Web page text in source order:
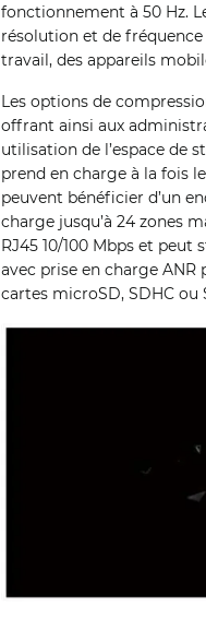
fonctionnement à 50 Hz.
résolution et de
travail, des appareils
Les options de
offrant ainsi aux
utilisation de l’espace de
prend en charge à la fois
peuvent bénéficier d’un
charge jusqu’à 24 zones
RJ45 10/100 Mbps et peut
avec prise en charge
cartes microSD, SDHC ou